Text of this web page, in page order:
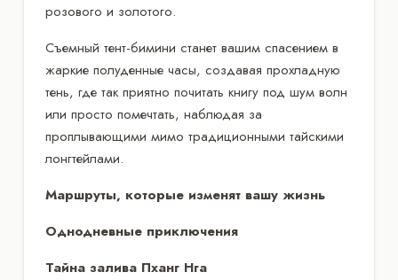
розового и золотого.
Съемный тент-бимини станет вашим спасением в
жаркие полуденные часы, создавая прохладную
тень, где так приятно почитать книгу под шум волн
или просто помечтать, наблюдая за
проплывающими мимо традиционными тайскими
лонгтейлами.
Маршруты, которые изменят вашу жизнь
Однодневные приключения
Тайна залива Пханг Нга